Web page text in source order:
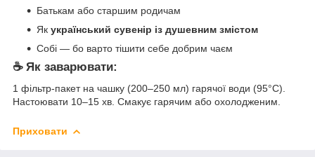
Батькам або старшим родичам
Як український сувенір із душевним змістом
Собі — бо варто тішити себе добрим чаєм
☕ Як заварювати:
1 фільтр-пакет на чашку (200–250 мл) гарячої води (95°C).
Настоювати 10–15 хв. Смакує гарячим або охолодженим.
Приховати